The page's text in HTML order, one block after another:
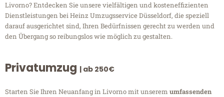
Livorno? Entdecken Sie unsere vielfältigen und kosteneffizienten
Dienstleistungen bei Heinz Umzugsservice Düsseldorf, die speziell
darauf ausgerichtet sind, Ihren Bedürfnissen gerecht zu werden und
den Übergang so reibungslos wie möglich zu gestalten.
Privatumzug | ab 250€
Starten Sie Ihren Neuanfang in Livorno mit unserem umfassenden